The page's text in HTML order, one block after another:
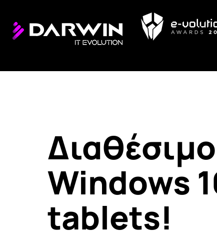
Windows
tablets!